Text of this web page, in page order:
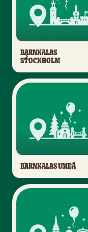
BARNKALAS
STOCKHOLM
BARNKALAS UMEÅ